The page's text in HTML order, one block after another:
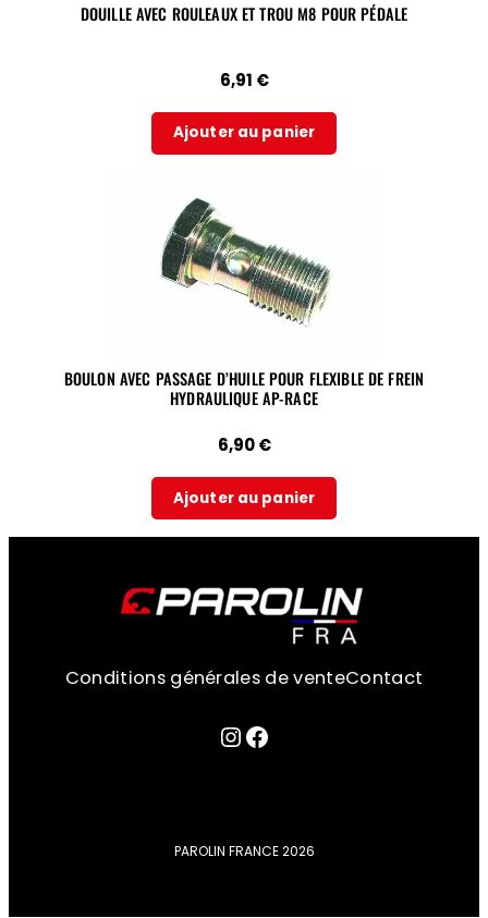
DOUILLE AVEC ROULEAUX ET TROU M8 POUR PÉDALE
6,91 €
Ajouter au panier
BOULON AVEC PASSAGE D’HUILE POUR FLEXIBLE DE FREIN
HYDRAULIQUE AP-RACE
6,90€
Ajouter au panier
Conditions générales de venteContact
Lien sur la page instagram
Facebook
PAROLIN FRANCE 2026